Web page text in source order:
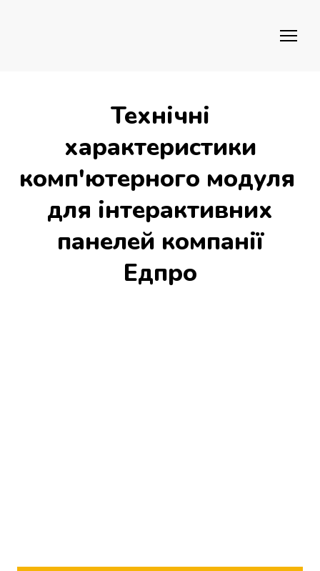
Технічні
характеристики
комп'ютерного модуля
для інтерактивних
панелей компанії
Едпро